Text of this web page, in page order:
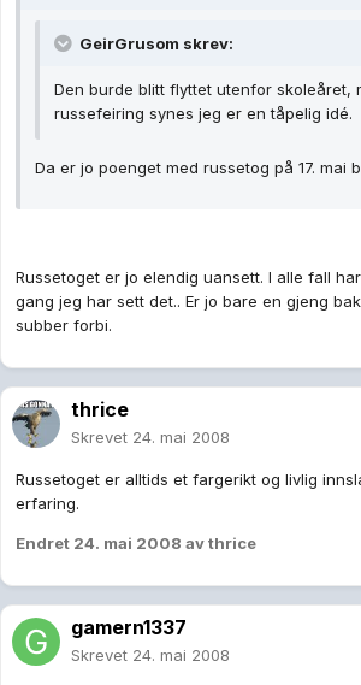
GeirGrusom skrev:
Den burde blitt flyttet utenfor skoleåret,
russefeiring synes jeg er en tåpelig idé.
Da er jo poenget med russetog på 17. mai
Russetoget er jo elendig uansett. I alle fall
gang jeg har sett det.. Er jo bare en gjeng
subber forbi.
thrice
Skrevet 24. mai 2008
Russetoget er alltids et fargerikt og livlig
erfaring.
Endret 24. mai 2008 av thrice
gamern1337
Skrevet 24. mai 2008